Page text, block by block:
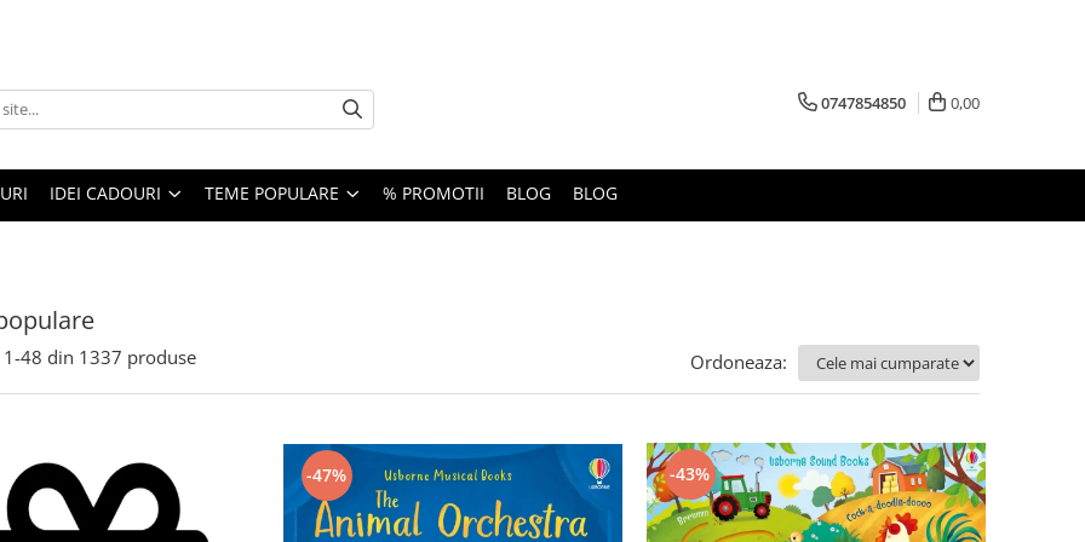
0747854850 0,00
IDEI CADOURI TEME POPULARE % PROMOTII BLOG BLOG
1-48 din 1337 produse Ordoneaza:
-47% -43%